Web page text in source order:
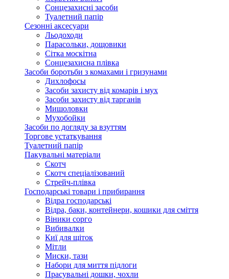
Сонцезахисні засоби
Туалетний папір
Сезонні аксесуари
Льодоходи
Парасольки, дощовики
Сітка москітна
Сонцезахисна плівка
Засоби боротьби з комахами і гризунами
Дихлофосы
Засоби захисту від комарів і мух
Засоби захисту від тарганів
Мишоловки
Мухобойки
Засоби по догляду за взуттям
Торгове устаткування
Туалетний папір
Пакувальні матеріали
Скотч
Скотч спеціалізований
Стрейч-плівка
Господарські товари і прибирання
Відра господарські
Відра, баки, контейнери, кошики для сміття
Віники сорго
Вибивалки
Киї для щіток
Мітли
Миски, тази
Набори для миття підлоги
Прасувальні дошки, чохли